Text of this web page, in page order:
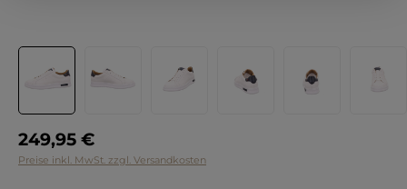
Regulärer Preis:
249,95 €
Preise inkl. MwSt. zzgl. Versandkosten